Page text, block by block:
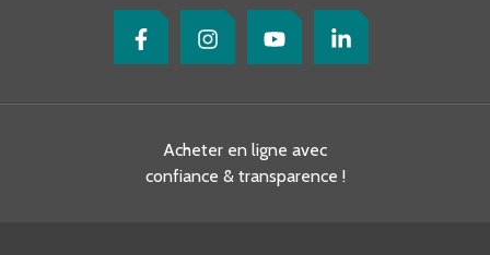
Acheter en ligne avec
confiance & transparence !